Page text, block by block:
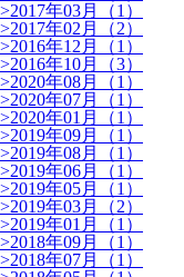
>2017年03月（1）
>2017年02月（2）
>2016年12月（1）
>2016年10月（3）
>2020年08月（1）
>2020年07月（1）
>2020年01月（1）
>2019年09月（1）
>2019年08月（1）
>2019年06月（1）
>2019年05月（1）
>2019年03月（2）
>2019年01月（1）
>2018年09月（1）
>2018年07月（1）